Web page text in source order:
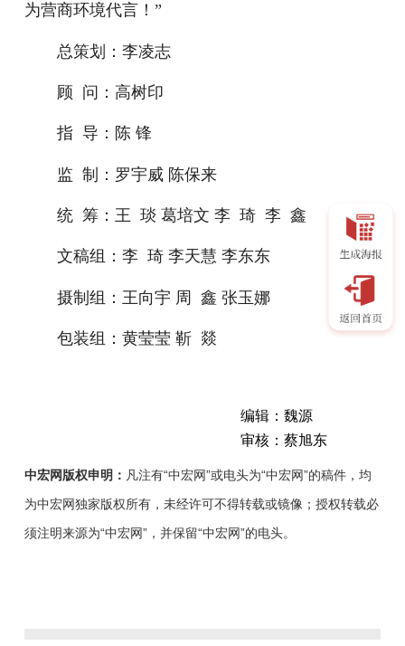
为营商环境代言！”
总策划：李凌志
顾 问：高树印
指 导：陈 锋
监 制：罗宇威 陈保来
统 筹：王 琰 葛培文 李 琦 李 鑫
文稿组：李 琦 李天慧 李东东
摄制组：王向宇 周 鑫 张玉娜
包装组：黄莹莹 靳 燚
编辑：魏源
审核：蔡旭东
中宏网版权申明： 凡注有“中宏网”或电头为“中宏网”的稿件，均
为中宏网独家版权所有，未经许可不得转载或镜像；授权转载必
须注明来源为“中宏网”，并保留“中宏网”的电头。